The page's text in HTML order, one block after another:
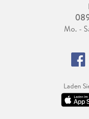
Mo. -
Laden